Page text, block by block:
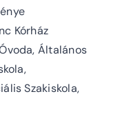
Kórház
Általános
Szakiskola,